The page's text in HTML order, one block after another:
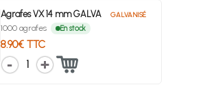
Agrafes VX 14 mm GALVA GALVANISÉ
1000 agrafes En stock
8.90€ TTC
1